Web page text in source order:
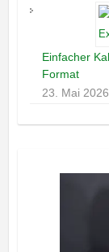
Einfacher
Format
23. Mai 2026